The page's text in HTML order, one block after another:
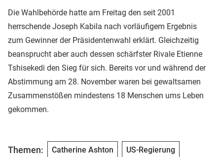
Die Wahlbehörde hatte am Freitag den seit 2001
herrschende Joseph Kabila nach vorläufigem Ergebnis
zum Gewinner der Präsidentenwahl erklärt. Gleichzeitig
beansprucht aber auch dessen schärfster Rivale Etienne
Tshisekedi den Sieg für sich. Bereits vor und während der
Abstimmung am 28. November waren bei gewaltsamen
Zusammenstößen mindestens 18 Menschen ums Leben
gekommen.
Themen: Catherine Ashton US-Regierung